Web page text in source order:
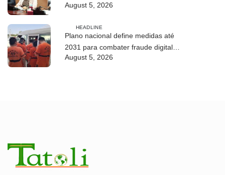
Conselho de Ministros
August 5, 2026
HEADLINE
Plano nacional define medidas até
2031 para combater fraude digital e
tráfico de pessoas
August 5, 2026